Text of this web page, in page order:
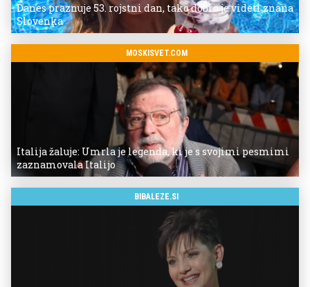
Danes praznuje 53. rojstni dan, tako dobro je videti znana
Slovenka
MOSKISVET.COM
Italija žaluje: Umrla je legenda, ki je s svojimi pesmimi
zaznamovala Italijo
BIBALEZE.SI